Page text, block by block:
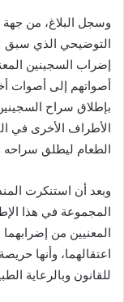
وسجل البلاغ، من جهة
إضراب السجينين
أصواتهم إلى أصوات
بإطلاق سراح
الأطراف الأخرى في
الطعام ليطلق
وبعد أن استنكرت
المجموعة في هذا
المعنيين من
اعتقالهما، وأنها
للقانون وبالرعاية